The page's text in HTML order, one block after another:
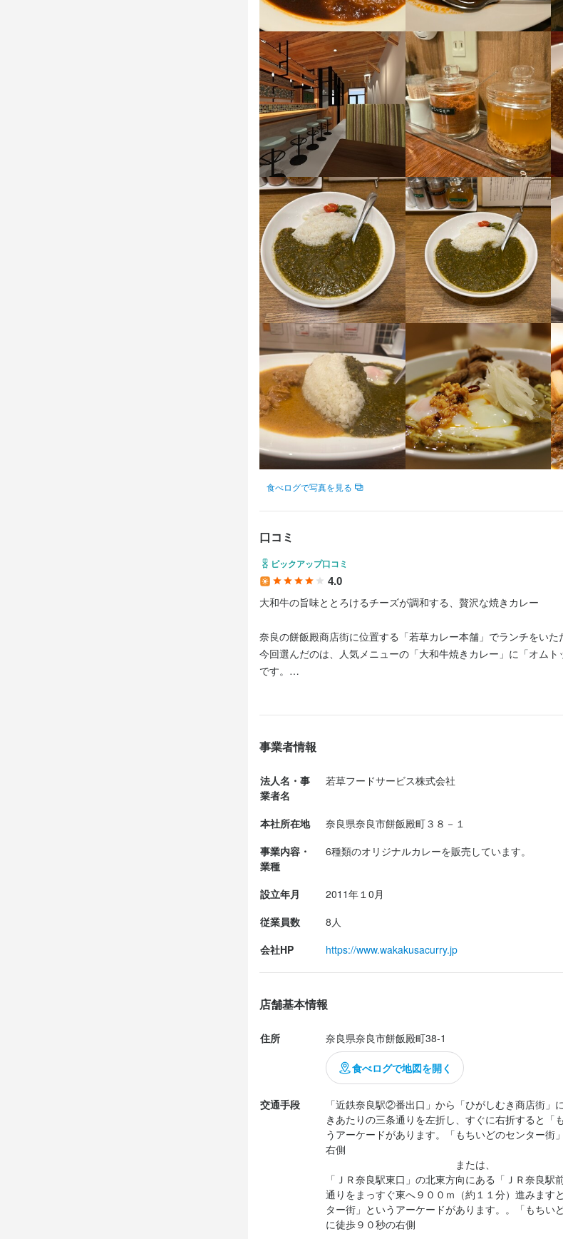
食べログで写真を見る
口コミ
ピックアップ口コミ
4.0
大和牛の旨味ととろけるチーズが調和する、贅沢な焼きカレー
奈良の餅飯殿商店街に位置する「若草カレー本舗」でランチをいた
今回選んだのは、人気メニューの「大和牛焼きカレー」に「オム
です。
じられました。
カレー自体はコクが深く、焼かれることでその味わいがさらに凝縮
カレーのスパイス感をまろやかに包み込んでくれるため、味の変化
また、付け合わせのピクルス（インゲン、玉ねぎ、ミニトマト）が
まで飽きることなく完食できま...
事業者情報
法人名・事
業者名
若草フードサービス株式会社
本社所在地
奈良県奈良市餅飯殿町３８－１
事業内容・
業種
6種類のオリジナルカレーを販売しています。
設立年月
2011年１0月
従業員数
8人
会社HP
https://www.wakakusacurry.jp
店舗基本情報
住所 奈良県奈良市餅飯殿町38-1
食べログで地図を開く
交通手段
「近鉄奈良駅②番出口」から「ひがしむき商店街」
きあたりの三条通りを左折し、すぐに右折すると「
うアーケードがあります。「もちいどのセンター街
右側
または、
「ＪＲ奈良駅東口」の北東方向にある「ＪＲ奈良駅
通りをまっすぐ東へ９００ｍ（約１１分）進みます
ター街」というアーケードがあります。。「もちい
に徒歩９０秒の右側
バイト ホールスタッフ
バイト 調理師・調理スタッフ
バイト 調理師・調理スタッフ 時給：
仕事内容
ご案内、オーダー受付、ドリンク作成、配膳、接客、会計、テー
応募資格
歓迎スキル・経験
飲食店での調理経験 飲食店での接客経験
選考の流れ
メールで応募→希望聞き取り→面接日程調整→面接→採用
お店の採用担当者からのメッセージ
お気軽にご応募ください。
ロードサイド店舗の新規出店計画もありますので、そのようなこ
ださい。
店名
勤務地
奈良県奈良市餅飯殿町38-1
若草フードサービス株式会社
最終更新日2025/07/29